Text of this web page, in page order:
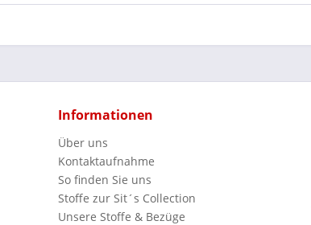
Informationen
Über uns
Kontaktaufnahme
So finden Sie uns
Stoffe zur Sit´s Collection
Unsere Stoffe & Bezüge